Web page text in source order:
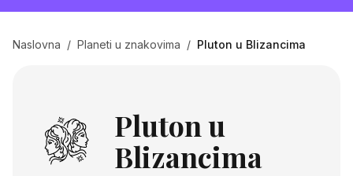
Naslovna / Planeti u znakovima / Pluton u Blizancima
Pluton u
Blizancima